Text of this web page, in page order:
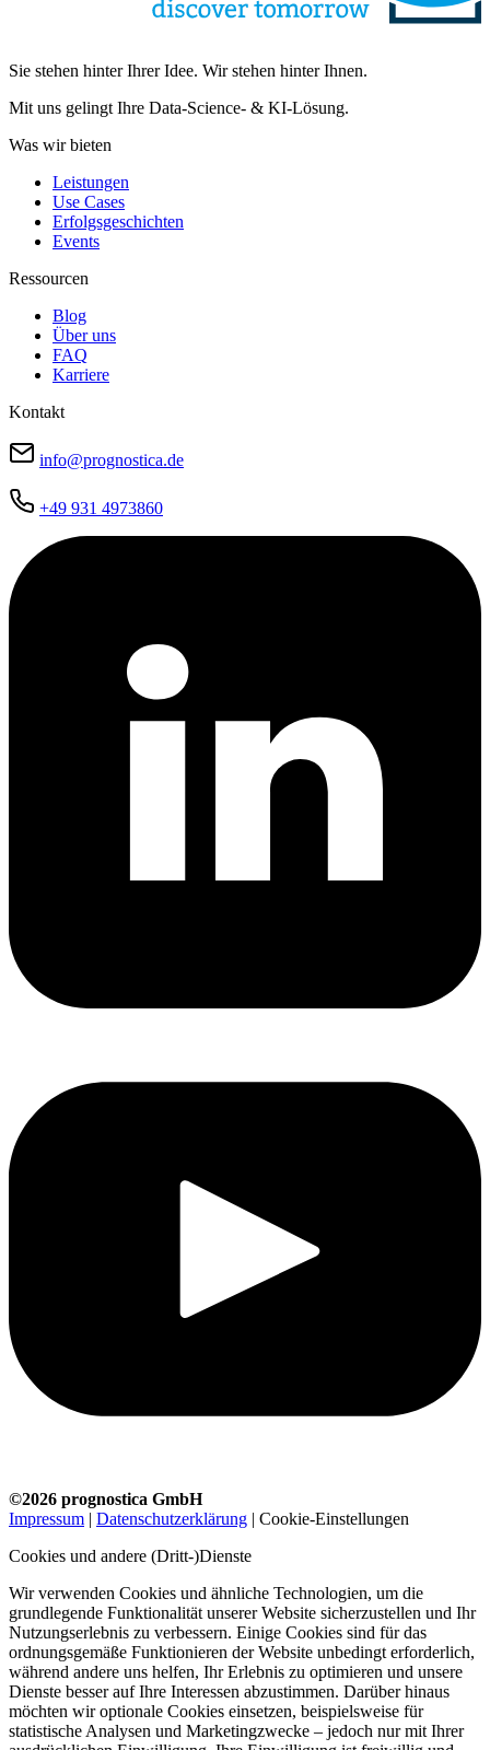
Sie stehen hinter Ihrer Idee. Wir stehen hinter Ihnen.
Mit uns gelingt Ihre Data-Science- & KI-Lösung.
Was wir bieten
Leistungen
Use Cases
Erfolgsgeschichten
Events
Ressourcen
Blog
Über uns
FAQ
Karriere
Kontakt
info@prognostica.de
+49 931 4973860
©2026 prognostica GmbH
Impressum | Datenschutzerklärung | Cookie-Einstellungen
Cookies und andere (Dritt-)Dienste
Wir verwenden Cookies und ähnliche Technologien, um die
grundlegende Funktionalität unserer Website sicherzustellen und Ihr
Nutzungserlebnis zu verbessern. Einige Cookies sind für das
ordnungsgemäße Funktionieren der Website unbedingt erforderlich,
während andere uns helfen, Ihr Erlebnis zu optimieren und unsere
Dienste besser auf Ihre Interessen abzustimmen. Darüber hinaus
möchten wir optionale Cookies einsetzen, beispielsweise für
statistische Analysen und Marketingzwecke – jedoch nur mit Ihrer